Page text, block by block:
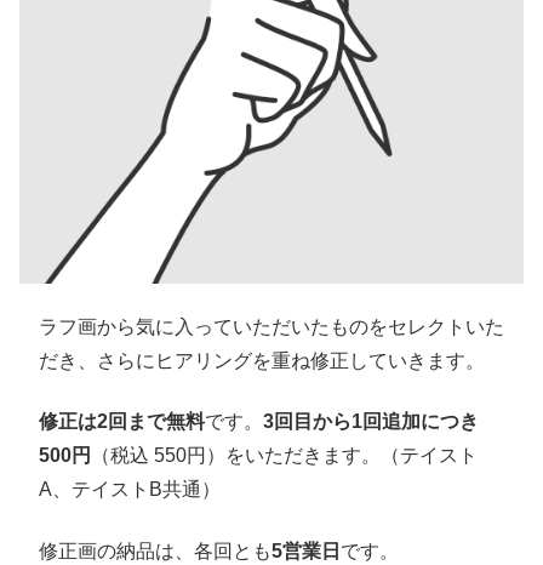
ラフ画から気に入っていただいたものをセレクトいた
だき、さらにヒアリングを重ね修正していきます。
修正は2回まで無料です。 3回目から1回追加につき
500円
（税込 550円）をいただきます。（テイスト
A、テイストB共通）
修正画の納品は、各回とも5営業日 です。